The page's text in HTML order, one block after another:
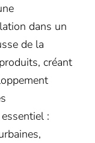
dans un
de la
créant
: